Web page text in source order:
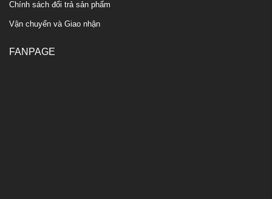
Chính sách đổi trả sản phẩm
Vận chuyển và Giao nhận
FANPAGE